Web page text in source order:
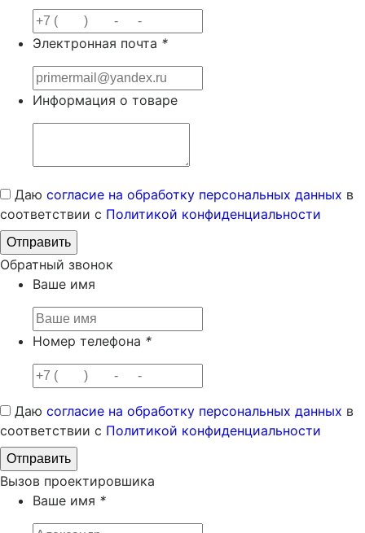
Электронная почта *
Информация о товаре
Даю согласие на обработку персональных данных в
соответствии с Политикой конфиденциальности
Обратный звонок
Ваше имя
Номер телефона *
Даю согласие на обработку персональных данных в
соответствии с Политикой конфиденциальности
Вызов проектировшика
Ваше имя *